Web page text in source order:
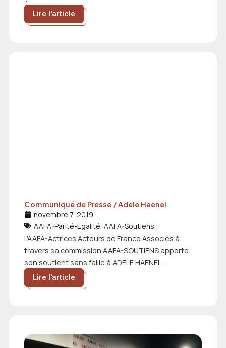
Lire l'article
Communiqué de Presse / Adele Haenel
novembre 7, 2019
AAFA-Parité-Egalité ,AAFA-Soutiens
L'AAFA-Actrices Acteurs de France Associés à
travers sa commission AAFA-SOUTIENS apporte
son soutient sans faille à ADELE HAENEL....
Lire l'article